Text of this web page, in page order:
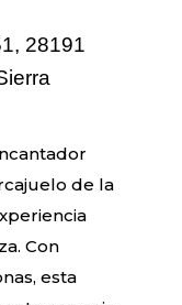
28191
de la
Con
esta